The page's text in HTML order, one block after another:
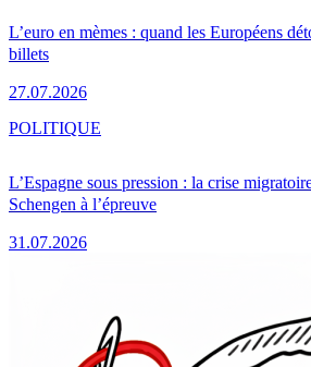
L’euro en mèmes : quand les Européens
billets
27.07.2026
L’Espagne sous pression : la crise
Schengen à l’épreuve
31.07.2026
POLITIQUE